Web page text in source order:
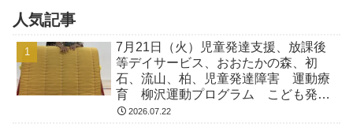
人気記事
7月21日（火）児童発達支援、放課後
等デイサービス、おおたかの森、初
石、流山、柏、児童発達障害 運動療
育 柳沢運動プログラム こども発達
気になる 発達障害 放デイ 自閉
2026.07.22